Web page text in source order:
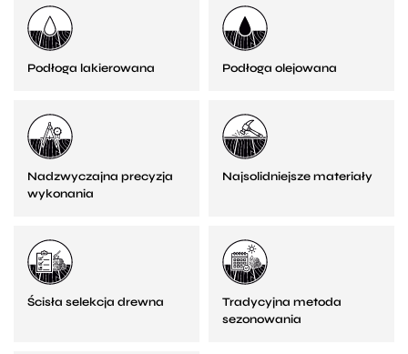
Podłoga lakierowana Podłoga olejowana
Nadzwyczajna precyzja
wykonania
Najsolidniejsze materiały
Ścisła selekcja drewna
Tradycyjna metoda
sezonowania